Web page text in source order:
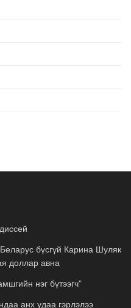
бүсгүй Карина Шуляк
доллар авна
нэг бүтээгч”
анх удаа гэрлэлээ